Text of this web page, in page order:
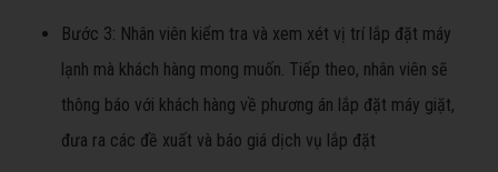
Bước 3: Nhân viên kiểm tra và xem xét vị trí lắp đặt máy
lạnh mà khách hàng mong muốn. Tiếp theo, nhân viên sẽ
thông báo với khách hàng về phương án lắp đặt máy giặt,
đưa ra các đề xuất và báo giá dịch vụ lắp đặt